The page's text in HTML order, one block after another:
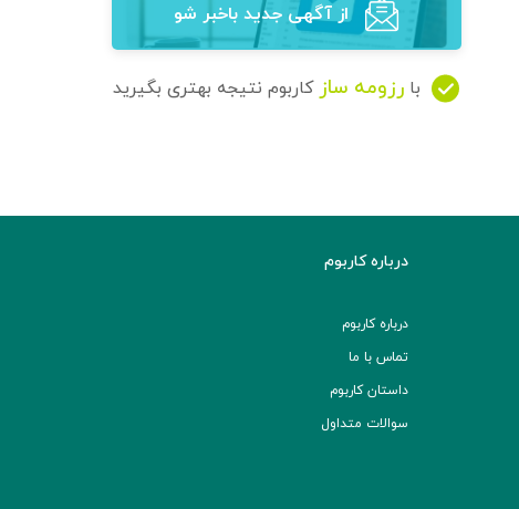
از آگهی‌ جدید باخبر شو
با رزومه ساز کاربوم نتیجه بهتری بگیرید
درباره کاربوم
درباره کاربوم
تماس با ما
داستان کاربوم
سوالات متداول